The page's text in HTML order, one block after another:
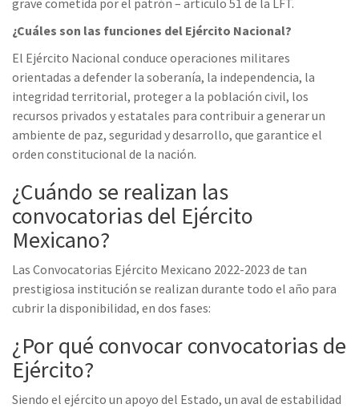
grave cometida por el patrón – artículo 51 de la LFT.
¿Cuáles son las funciones del Ejército Nacional?
El Ejército Nacional conduce operaciones militares
orientadas a defender la soberanía, la independencia, la
integridad territorial, proteger a la población civil, los
recursos privados y estatales para contribuir a generar un
ambiente de paz, seguridad y desarrollo, que garantice el
orden constitucional de la nación.
¿Cuándo se realizan las
convocatorias del Ejército
Mexicano?
Las Convocatorias Ejército Mexicano 2022-2023 de tan
prestigiosa institución se realizan durante todo el año para
cubrir la disponibilidad, en dos fases:
¿Por qué convocar convocatorias de
Ejército?
Siendo el ejército un apoyo del Estado, un aval de estabilidad